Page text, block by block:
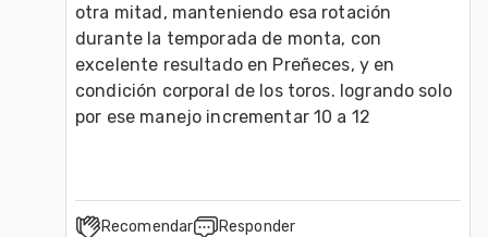
otra mitad, manteniendo esa rotación
durante la temporada de monta, con
excelente resultado en Preñeces, y en
condición corporal de los toros. logrando solo
por ese manejo incrementar 10 a 12
Recomendar Responder